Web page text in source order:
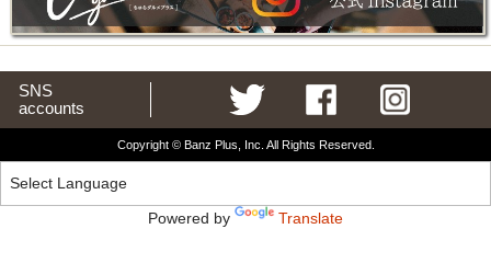
SNS
accounts
Copyright © Banz Plus, Inc. All Rights Reserved.
Powered by Translate